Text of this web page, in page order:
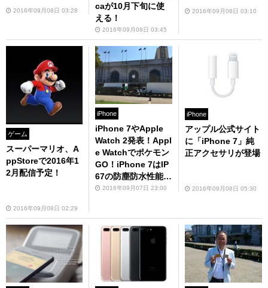
2016年09月08日 03:28
caが10月下旬に使
える！
2016年09月08日 03:45
2016年09月08日 03:10
ゲーム
スーパーマリオ、A
ppStoreで2016年1
2月配信予定！
2016年09月08日 02:29
iPhone
iPhone 7やApple
Watch 2発表！Appl
e Watchでポケモン
GO！iPhone 7はIP
67の防塵防水性能！
FeliCa対応！
2016年09月07日 23:00
iPhone
アップル公式サイト
に「iPhone 7」純
正アクセサリが登場
2016年09月08日 05:30